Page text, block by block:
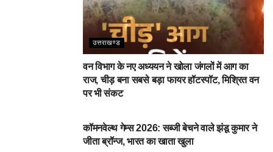
उत्तराखण्ड
वन विभाग के नए अध्ययन ने खोला जंगलों में आग का
राज, चीड़ बना सबसे बड़ा फायर हॉटस्पॉट, मिश्रित वन
पर भी संकट
कॉमनवेल्थ गेम्स 2026: सब्जी बेचने वाले झंडू कुमार ने
जीता ब्रॉन्ज, भारत का खाता खुला